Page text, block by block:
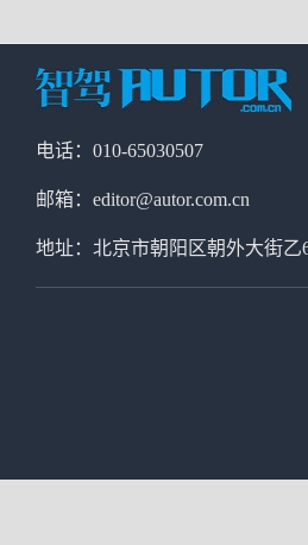
电话：010-65030507
邮箱：editor@autor.com.cn
地址：北京市朝阳区朝外大街乙